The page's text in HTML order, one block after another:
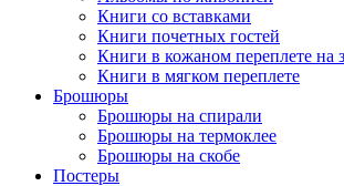
Книги со вставками
Книги почетных гостей
Книги в кожаном переплете на
Книги в мягком переплете
Брошюры
Брошюры на спирали
Брошюры на термоклее
Брошюры на скобе
Постеры